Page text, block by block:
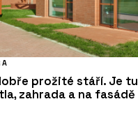
prožité stáří. Je tu
zahrada a na fasádě